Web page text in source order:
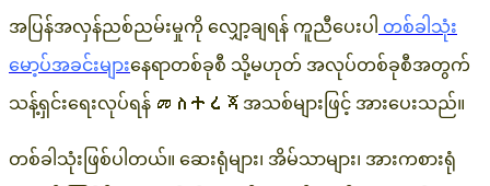
အပြန်အလှန်ညစ်ညမ်းမှုကို လျှော့ချရန် ကူညီပေးပါ တစ်ခါသုံး
မော့ပ်အခင်းများနေရာတစ်ခုစီ သို့မဟုတ် အလုပ်တစ်ခုစီအတွက်
သန့်ရှင်းရေးလုပ်ရန် መስተረጃအသစ်များဖြင့် အားပေးသည်။
တစ်ခါသုံးဖြစ်ပါတယ်။ ဆေးရုံများ၊ အိမ်သာများ၊ အားကစားရုံ